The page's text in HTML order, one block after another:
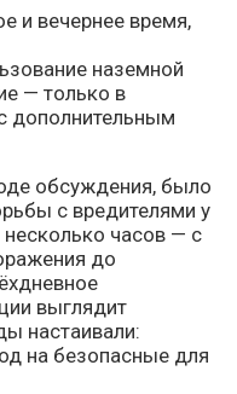
и вечернее время,
наземной
— только в
дополнительным
обсуждения, было
с вредителями у
несколько часов — с
до
выглядит
настаивали:
на безопасные для